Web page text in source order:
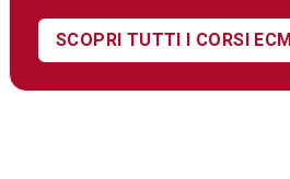
SCOPRI TUTTI I CORSI ECM